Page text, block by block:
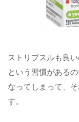
ストリプスルも良
という習慣がある
なってしまって、
す。